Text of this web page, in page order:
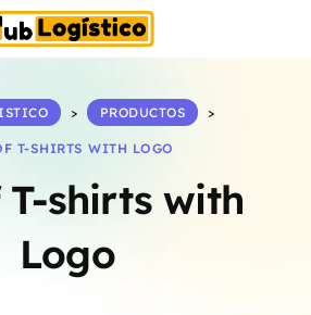
T-shirts with
Logo
> PRODUCTOS >
T-SHIRTS WITH LOGO